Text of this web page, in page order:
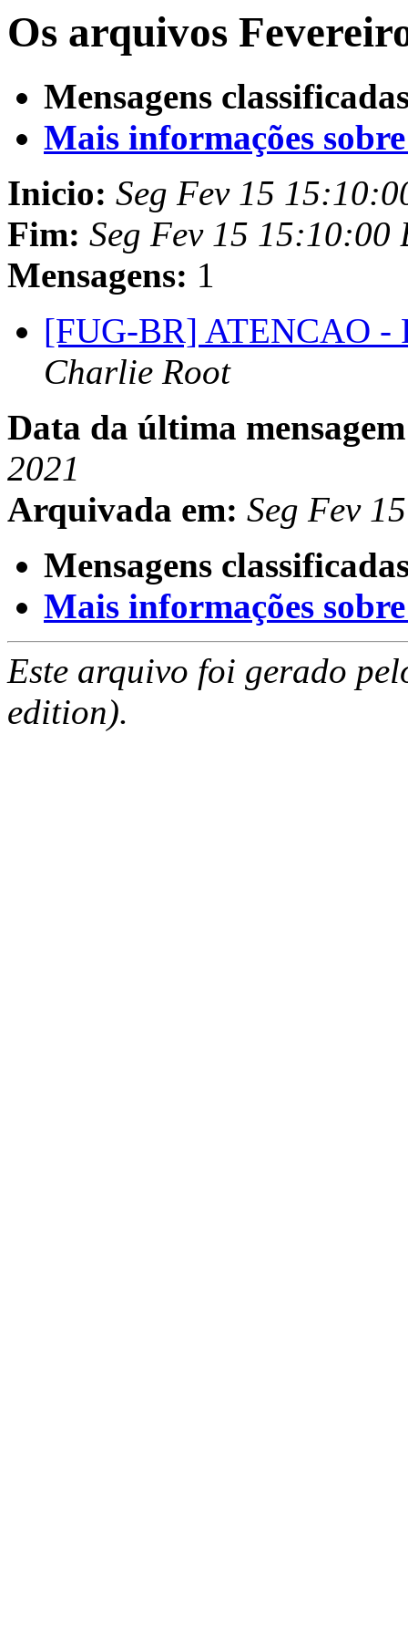
Os arquivos
Mensagens
Mais informações
Inicio: Seg Fev 15
Fim: Seg Fev 15 15:10:00
Mensagens: 1
[FUG-BR] ATENCAO -
Charlie Root
Data da última
2021
Arquivada em: Seg Fev
Mensagens
Mais informações
Este arquivo foi gerado
edition).